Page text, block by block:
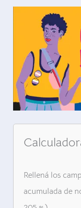
Rellená los
acumulada de